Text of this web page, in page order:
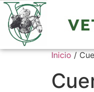
Inicio/